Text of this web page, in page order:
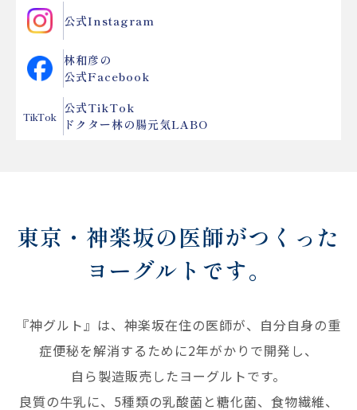
公式Instagram
林和彦の
公式Facebook
TikTok
公式TikTok
ドクター林の腸元気LABO
東京・神楽坂の医師がつくった
ヨーグルトです。
『神グルト』は、神楽坂在住の医師が、自分自身の重
症便秘を解消するために2年がかりで開発し、
自ら製造販売したヨーグルトです。
良質の牛乳に、5種類の乳酸菌と糖化菌、食物繊維、